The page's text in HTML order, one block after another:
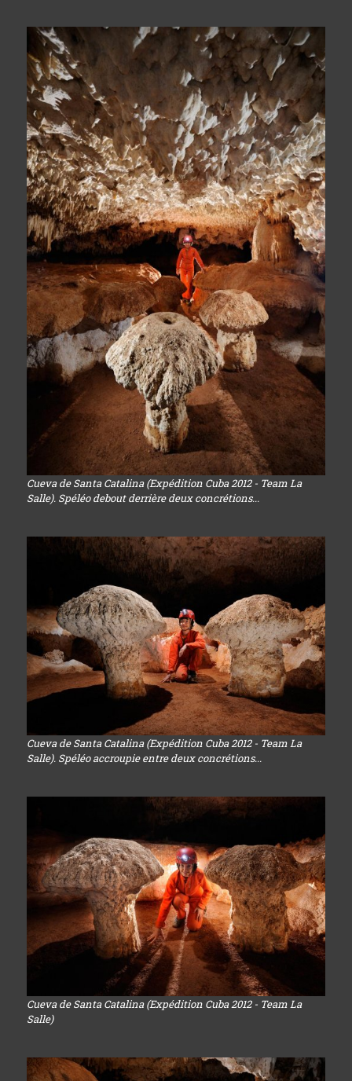
Cueva de Santa Catalina (Expédition Cuba 2012 - Team La
Salle). Spéléo debout derrière deux concrétions...
Cueva de Santa Catalina (Expédition Cuba 2012 - Team La
Salle). Spéléo accroupie entre deux concrétions...
Cueva de Santa Catalina (Expédition Cuba 2012 - Team La
Salle)